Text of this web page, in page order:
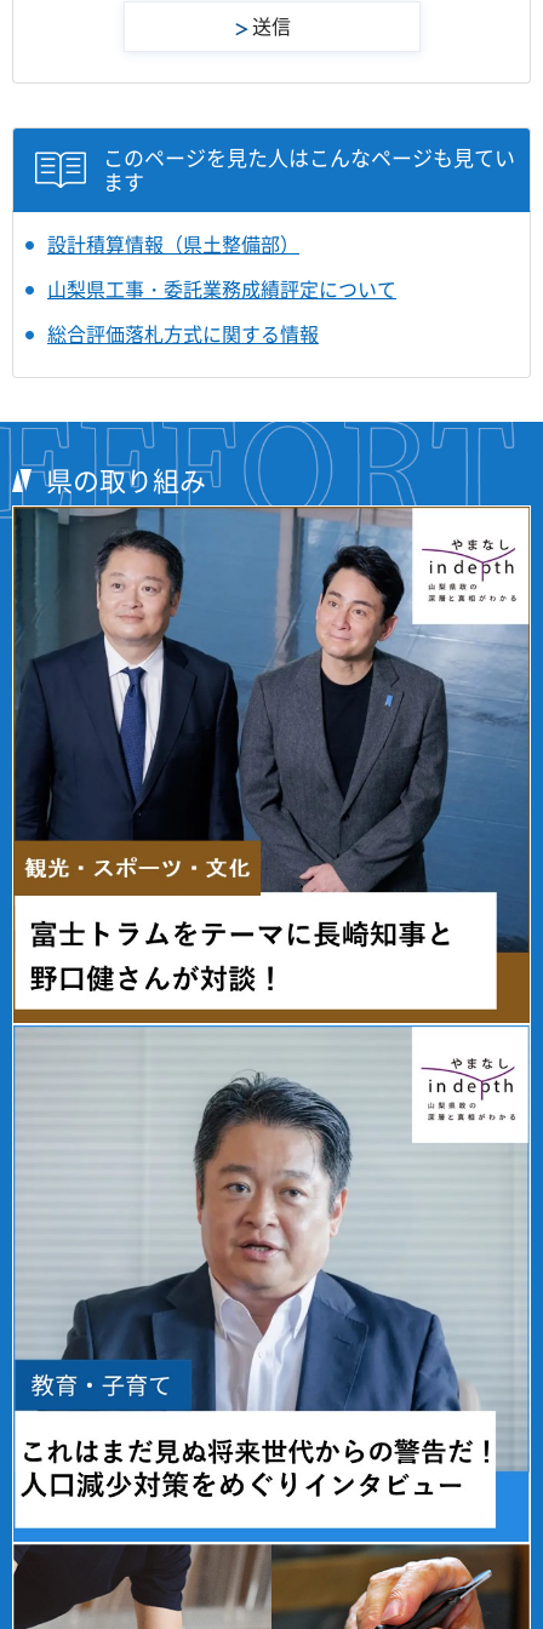
このページを見た人はこんなページも見てい
ます
設計積算情報（県土整備部）
山梨県工事・委託業務成績評定について
総合評価落札方式に関する情報
県の取り組み